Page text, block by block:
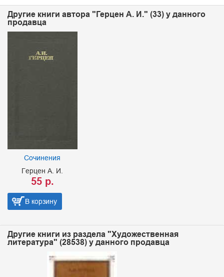
Другие книги автора "Герцен А. И." (33) у данного
продавца
Сочинения
Герцен А. И.
55 р.
В корзину
Другие книги из раздела "Художественная
литература" (28538) у данного продавца